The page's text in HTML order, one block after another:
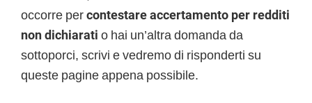
occorre percontestare accertamento per redditi
non dichiarati o hai un’altra domanda da
sottoporci, scrivi e vedremo di risponderti su
queste pagine appena possibile.